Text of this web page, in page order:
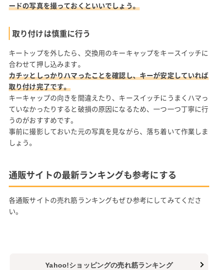
ードの写真を撮っておくといいでしょう。
取り付けは慎重に行う
キートップを外したら、交換用のキーキャップをキースイッチに
合わせて押し込みます。
カチッとしっかりハマったことを確認し、キーが安定していれば
取り付け完了です。
キーキャップの向きを間違えたり、キースイッチにうまくハマっ
ていなかったりすると破損の原因になるため、一つ一つ丁寧に行
うのがおすすめです。
事前に撮影しておいた元の写真を見ながら、落ち着いて作業しま
しょう。
通販サイトの最新ランキングも参考にする
各通販サイトの売れ筋ランキングもぜひ参考にしてみてくださ
い。
Yahoo!ショッピングの売れ筋ランキング